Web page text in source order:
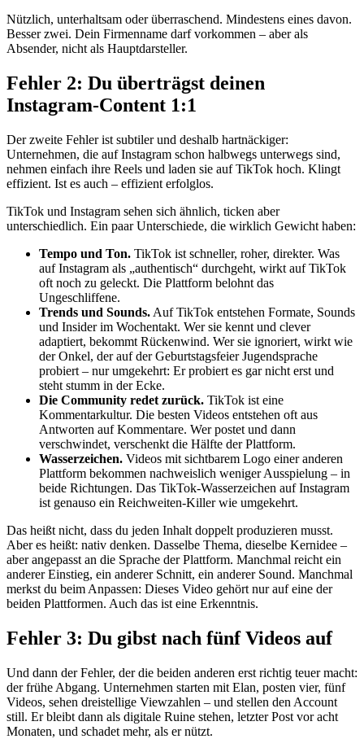
Nützlich, unterhaltsam oder überraschend. Mindestens eines davon.
Besser zwei. Dein Firmenname darf vorkommen – aber als
Absender, nicht als Hauptdarsteller.
Fehler 2: Du überträgst deinen
Instagram-Content 1:1
Der zweite Fehler ist subtiler und deshalb hartnäckiger:
Unternehmen, die auf Instagram schon halbwegs unterwegs sind,
nehmen einfach ihre Reels und laden sie auf TikTok hoch. Klingt
effizient. Ist es auch – effizient erfolglos.
TikTok und Instagram sehen sich ähnlich, ticken aber
unterschiedlich. Ein paar Unterschiede, die wirklich Gewicht haben:
Tempo und Ton. TikTok ist schneller, roher, direkter. Was
auf Instagram als „authentisch“ durchgeht, wirkt auf TikTok
oft noch zu geleckt. Die Plattform belohnt das
Ungeschliffene.
Trends und Sounds. Auf TikTok entstehen Formate, Sounds
und Insider im Wochentakt. Wer sie kennt und clever
adaptiert, bekommt Rückenwind. Wer sie ignoriert, wirkt wie
der Onkel, der auf der Geburtstagsfeier Jugendsprache
probiert – nur umgekehrt: Er probiert es gar nicht erst und
steht stumm in der Ecke.
Die Community redet zurück. TikTok ist eine
Kommentarkultur. Die besten Videos entstehen oft aus
Antworten auf Kommentare. Wer postet und dann
verschwindet, verschenkt die Hälfte der Plattform.
Wasserzeichen. Videos mit sichtbarem Logo einer anderen
Plattform bekommen nachweislich weniger Ausspielung – in
beide Richtungen. Das TikTok-Wasserzeichen auf Instagram
ist genauso ein Reichweiten-Killer wie umgekehrt.
Das heißt nicht, dass du jeden Inhalt doppelt produzieren musst.
Aber es heißt: nativ denken. Dasselbe Thema, dieselbe Kernidee –
aber angepasst an die Sprache der Plattform. Manchmal reicht ein
anderer Einstieg, ein anderer Schnitt, ein anderer Sound. Manchmal
merkst du beim Anpassen: Dieses Video gehört nur auf eine der
beiden Plattformen. Auch das ist eine Erkenntnis.
Fehler 3: Du gibst nach fünf Videos auf
Und dann der Fehler, der die beiden anderen erst richtig teuer macht:
der frühe Abgang. Unternehmen starten mit Elan, posten vier, fünf
Videos, sehen dreistellige Viewzahlen – und stellen den Account
still. Er bleibt dann als digitale Ruine stehen, letzter Post vor acht
Monaten, und schadet mehr, als er nützt.